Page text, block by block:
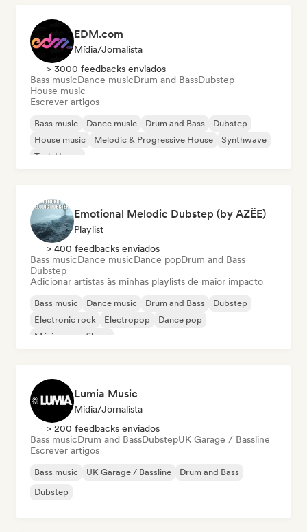
EDM.com
Mídia/Jornalista
> 3000 feedbacks enviados
Bass musicDance musicDrum and BassDubstep
House music
Escrever artigos
Bass music Dance music Drum and Bass
Dubstep
House music
Melodic & Progressive House
Synthwave
Tech House
Emotional Melodic Dubstep (by AZËE)
Playlist
> 400 feedbacks enviados
Bass musicDance musicDance popDrum and Bass
Dubstep
Adicionar artistas às minhas playlists de maior impacto
Bass music Dance music Drum and Bass
Dubstep
Electronic rock
Electropop
Dance pop
Música para filmes
Lumia Music
Mídia/Jornalista
> 200 feedbacks enviados
Bass musicDrum and BassDubstepUK Garage / Bassline
Escrever artigos
Bass music UK Garage / Bassline
Drum and Bass
Dubstep